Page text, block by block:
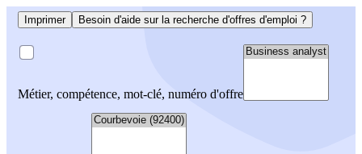
Imprimer Besoin d'aide sur la recherche d'offres d'emploi ?
Métier, compétence, mot-clé, numéro d'offre